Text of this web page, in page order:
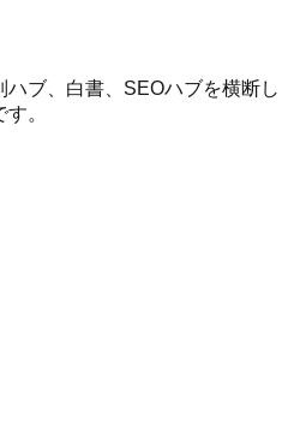
ブ、白書、SEOハブを横断し
。